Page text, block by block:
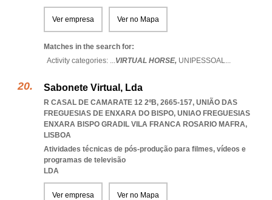
Ver empresa Ver no Mapa
Matches in the search for:
Activity categories: ...VIRTUAL HORSE, UNIPESSOAL...
Sabonete Virtual, Lda
R CASAL DE CAMARATE 12 2ºB, 2665-157, UNIÃO DAS
FREGUESIAS DE ENXARA DO BISPO, UNIAO FREGUESIAS
ENXARA BISPO GRADIL VILA FRANCA ROSARIO MAFRA,
LISBOA
Atividades técnicas de pós-produção para filmes, vídeos e
programas de televisão
LDA
Ver empresa Ver no Mapa